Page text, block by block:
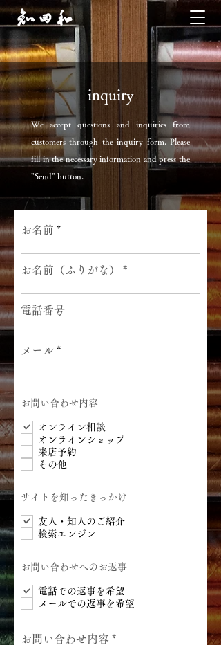
inquiry
We accept questions and inquiries from
customers through the inquiry form. Please
fill in the necessary information and press the
"Send" button.
お名前
お名前（ふりがな）
電話番号
メール
お問い合わせ内容
オンライン相談
オンラインショップ
来店予約
その他
サイトを知ったきっかけ
友人・知人のご紹介
検索エンジン
お問い合わせへのお返事
電話での返事を希望
メールでの返事を希望
お問い合わせ内容